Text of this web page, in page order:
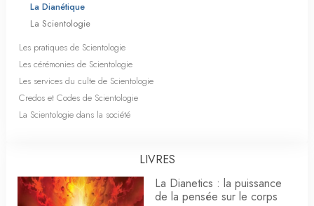
La Dianétique
La Scientologie
Les pratiques de Scientologie
Les cérémonies de Scientologie
Les services du culte de Scientologie
Credos et Codes de Scientologie
La Scientologie dans la société
LIVRES
La Dianetics : la puissance
de la pensée sur le corps